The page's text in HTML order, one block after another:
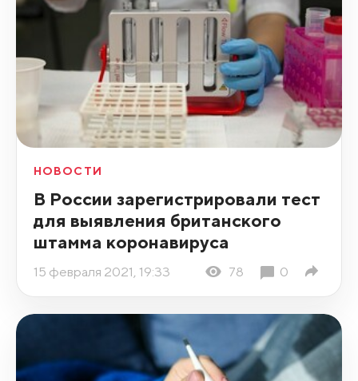
НОВОСТИ
В России зарегистрировали тест
для выявления британского
штамма коронавируса
15 февраля 2021, 19:33 78 0